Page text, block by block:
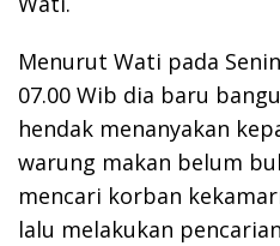
Menurut Wati pada
07.00 Wib dia baru
hendak menanyakan
warung makan belum
mencari korban
lalu melakukan